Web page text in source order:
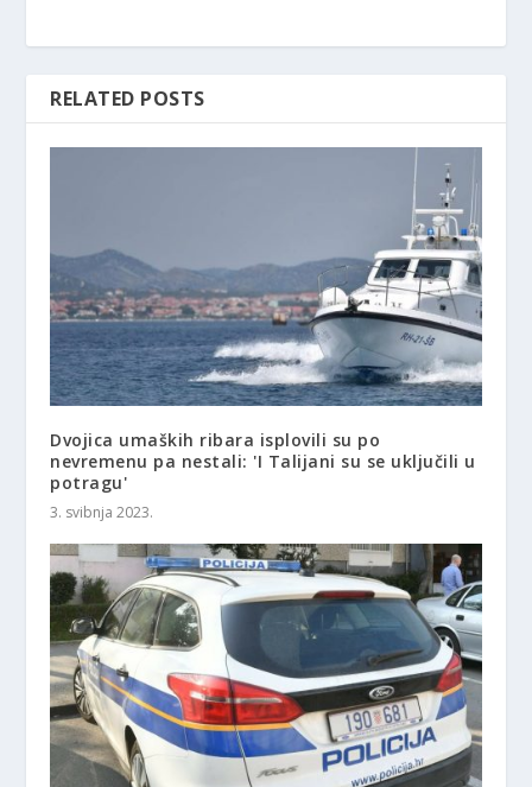
RELATED POSTS
Dvojica umaških ribara isplovili su po
nevremenu pa nestali: 'I Talijani su se uključili u
potragu'
3. svibnja 2023.